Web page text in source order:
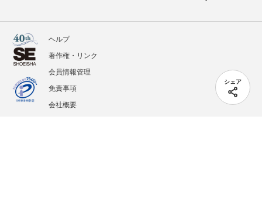
シェア
ヘルプ
著作権・リンク
会員情報管理
免責事項
会社概要